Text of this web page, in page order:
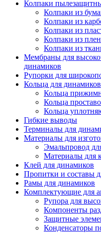
Колпаки
Колпаки из
Колпаки из
Колпаки из
Колпаки из
Колпаки из
Мембраны для
динамиков
Рупорки для
Кольца для динамиков
Кольца
Кольца
Кольца
Гибкие выводы
Терминалы для
Материалы для
Эмальпровод
Материалы для
Клей для динамиков
Пропитки и составы
Рамы для динамиков
Комплектующие для
Рупора для
Компоненты
Защитные
Конденсаторы